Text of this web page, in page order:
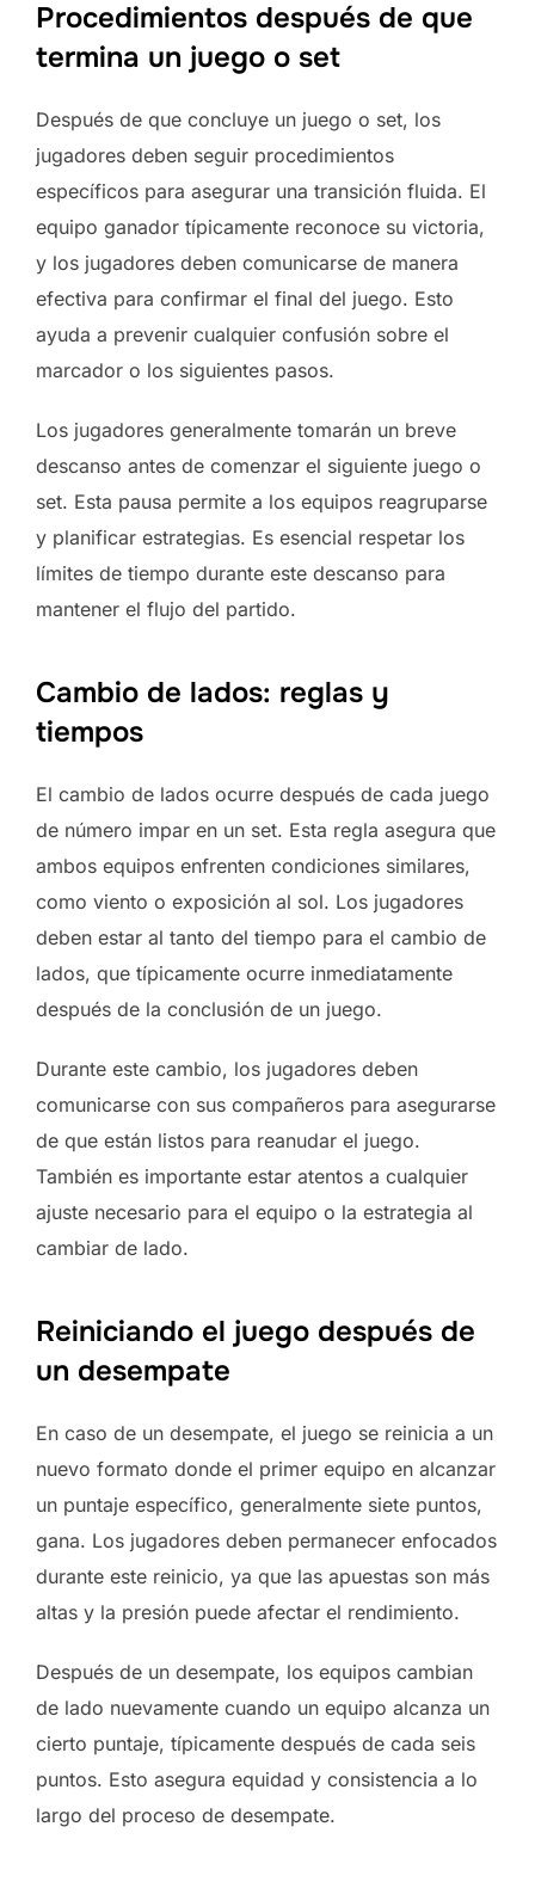
Procedimientos después de que
termina un juego o set
Después de que concluye un juego o set, los
jugadores deben seguir procedimientos
específicos para asegurar una transición fluida. El
equipo ganador típicamente reconoce su victoria,
y los jugadores deben comunicarse de manera
efectiva para confirmar el final del juego. Esto
ayuda a prevenir cualquier confusión sobre el
marcador o los siguientes pasos.
Los jugadores generalmente tomarán un breve
descanso antes de comenzar el siguiente juego o
set. Esta pausa permite a los equipos reagruparse
y planificar estrategias. Es esencial respetar los
límites de tiempo durante este descanso para
mantener el flujo del partido.
Cambio de lados: reglas y
tiempos
El cambio de lados ocurre después de cada juego
de número impar en un set. Esta regla asegura que
ambos equipos enfrenten condiciones similares,
como viento o exposición al sol. Los jugadores
deben estar al tanto del tiempo para el cambio de
lados, que típicamente ocurre inmediatamente
después de la conclusión de un juego.
Durante este cambio, los jugadores deben
comunicarse con sus compañeros para asegurarse
de que están listos para reanudar el juego.
También es importante estar atentos a cualquier
ajuste necesario para el equipo o la estrategia al
cambiar de lado.
Reiniciando el juego después de
un desempate
En caso de un desempate, el juego se reinicia a un
nuevo formato donde el primer equipo en alcanzar
un puntaje específico, generalmente siete puntos,
gana. Los jugadores deben permanecer enfocados
durante este reinicio, ya que las apuestas son más
altas y la presión puede afectar el rendimiento.
Después de un desempate, los equipos cambian
de lado nuevamente cuando un equipo alcanza un
cierto puntaje, típicamente después de cada seis
puntos. Esto asegura equidad y consistencia a lo
largo del proceso de desempate.